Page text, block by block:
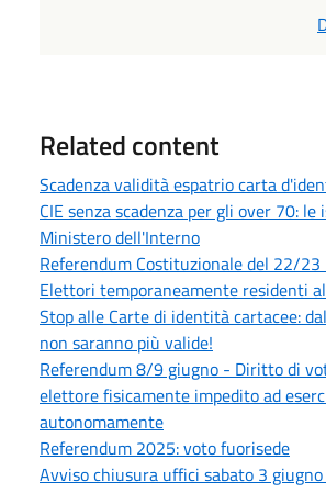
Related content
Scadenza validità espatrio carta
CIE senza scadenza per gli over 70:
Ministero dell'Interno
Referendum Costituzionale del 22/
Elettori temporaneamente residenti
Stop alle Carte di identità cartacee:
non saranno più valide!
Referendum 8/9 giugno - Diritto di
elettore fisicamente impedito ad
autonomamente
Referendum 2025: voto fuorisede
Avviso chiusura uffici sabato 3